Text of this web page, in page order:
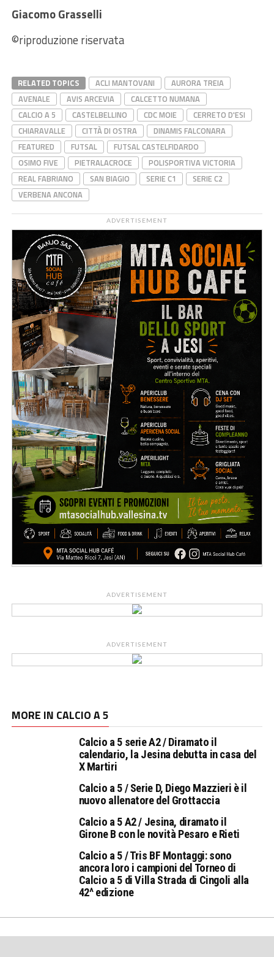
Giacomo Grasselli
©riproduzione riservata
RELATED TOPICS ACLI MANTOVANI
AURORA TREIA
AVENALE
AVIS ARCEVIA
CALCETTO NUMANA
CALCIO A 5
CASTELBELLINO CDC MOIE
CERRETO D'ESI
CHIARAVALLE
CITTÀ DI OSTRA
DINAMIS FALCONARA
FEATURED
FUTSAL
FUTSAL CASTELFIDARDO
OSIMO FIVE
PIETRALACROCE
POLISPORTIVA VICTORIA
REAL FABRIANO
SAN BIAGIO SERIE C1
SERIE C2
VERBENA ANCONA
ADVERTISEMENT
ADVERTISEMENT
ADVERTISEMENT
MORE IN CALCIO A 5
Calcio a 5 serie A2 / Diramato il
calendario, la Jesina debutta in casa del
X Martiri
Calcio a 5 / Serie D, Diego Mazzieri è il
nuovo allenatore del Grottaccia
Calcio a 5 A2 / Jesina, diramato il
Girone B con le novità Pesaro e Rieti
Calcio a 5 / Tris BF Montaggi: sono
ancora loro i campioni del Torneo di
Calcio a 5 di Villa Strada di Cingoli alla
42^ edizione